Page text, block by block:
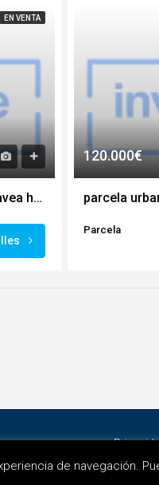
EN VENTA
parcela urbanización adsubia cap marti javea htj15
120.000€
parcela
Parcela
de navegación.